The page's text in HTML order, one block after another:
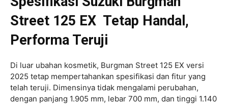
Street 125 EX Tetap Handal,
Performa Teruji
Di luar ubahan kosmetik, Burgman Street 125 EX versi
2025 tetap mempertahankan spesifikasi dan fitur yang
telah teruji. Dimensinya tidak mengalami perubahan,
dengan panjang 1.905 mm, lebar 700 mm, dan tinggi 1.140